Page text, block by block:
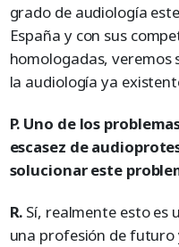
grado de audiología
España y con sus
homologadas, veremos
la audiología ya
P. Uno de los
escasez de
solucionar este
R. Sí, realmente esto es
una profesión de